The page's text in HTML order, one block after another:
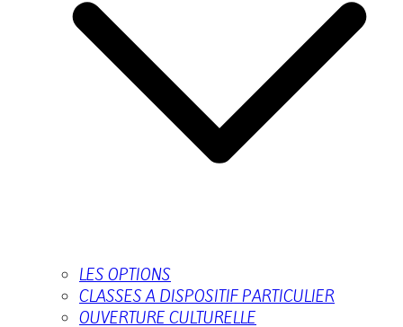
LES OPTIONS
CLASSES A DISPOSITIF PARTICULIER
OUVERTURE CULTURELLE